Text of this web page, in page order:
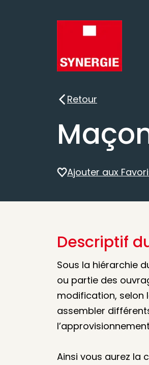
Retour
Retour
Ajouter aux
Descriptif
Sous la hiérarchie
ou partie des
modification, selon
assembler
Ainsi vous aurez la